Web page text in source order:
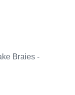
Braies -